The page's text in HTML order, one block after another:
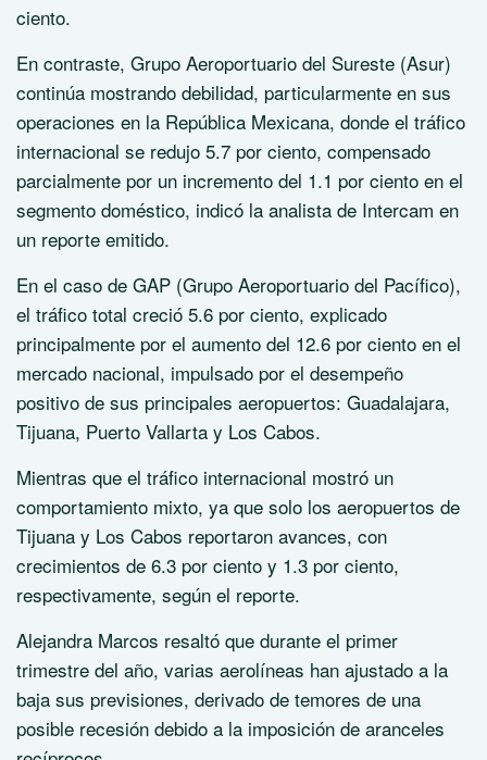
ciento.
En contraste, Grupo Aeroportuario del Sureste (Asur)
continúa mostrando debilidad, particularmente en sus
operaciones en la República Mexicana, donde el tráfico
internacional se redujo 5.7 por ciento, compensado
parcialmente por un incremento del 1.1 por ciento en el
segmento doméstico, indicó la analista de Intercam en
un reporte emitido.
En el caso de GAP (Grupo Aeroportuario del Pacífico),
el tráfico total creció 5.6 por ciento, explicado
principalmente por el aumento del 12.6 por ciento en el
mercado nacional, impulsado por el desempeño
positivo de sus principales aeropuertos: Guadalajara,
Tijuana, Puerto Vallarta y Los Cabos.
Mientras que el tráfico internacional mostró un
comportamiento mixto, ya que solo los aeropuertos de
Tijuana y Los Cabos reportaron avances, con
crecimientos de 6.3 por ciento y 1.3 por ciento,
respectivamente, según el reporte.
Alejandra Marcos resaltó que durante el primer
trimestre del año, varias aerolíneas han ajustado a la
baja sus previsiones, derivado de temores de una
posible recesión debido a la imposición de aranceles